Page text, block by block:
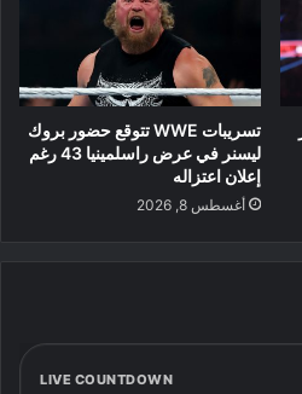
تسريبات WWE تتوقع حضور بروك
ليسنر في عرض راسلمينيا 43 رغم
إعلان اعتزاله
أغسطس 8, 2026
LIVE COUNTDOWN